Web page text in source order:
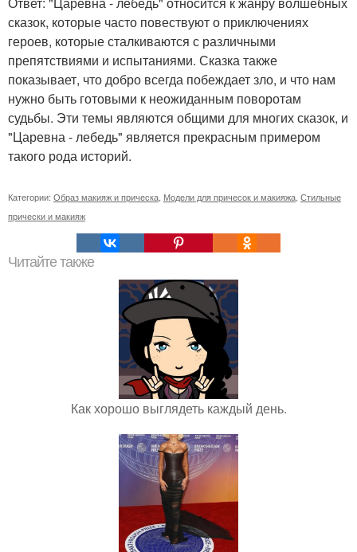
сказок, которые часто повествуют о приключениях
героев, которые сталкиваются с различными
препятствиями и испытаниями. Сказка также
показывает, что добро всегда побеждает зло, и что нам
нужно быть готовыми к неожиданным поворотам
судьбы. Эти темы являются общими для многих сказок, и
"Царевна - лебедь" является прекрасным примером
такого рода историй.
Категории: Образ макияж и прическа Модели для причесок и макияжа Стильные
прически и макияж
Читайте также
Как хорошо выглядеть каждый день.